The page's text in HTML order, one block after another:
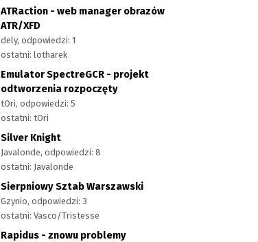
ATRaction - web manager obrazów
ATR/XFD
dely, odpowiedzi: 1
ostatni: lotharek
Emulator SpectreGCR - projekt
odtworzenia rozpoczęty
tOri, odpowiedzi: 5
ostatni: tOri
Silver Knight
Javalonde, odpowiedzi: 8
ostatni: Javalonde
Sierpniowy Sztab Warszawski
Gzynio, odpowiedzi: 3
ostatni: Vasco/Tristesse
Rapidus - znowu problemy